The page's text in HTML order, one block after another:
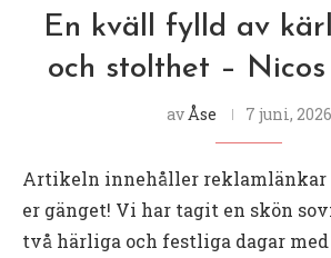
En kväll fylld av
och stolthet – Nicos
av Åse 7 juni, 2026
Artikeln innehåller reklamlänkar
er gänget! Vi har tagit en skön
två härliga och festliga dagar